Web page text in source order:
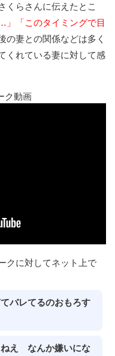
くらさんに伝えたとこ
」「このタイミングで目
の妻との関係などは多く
くれている妻に対して感
ク動画
クに対してネット上で
バレてるのおもろす
ねえ なんか嫌いにな